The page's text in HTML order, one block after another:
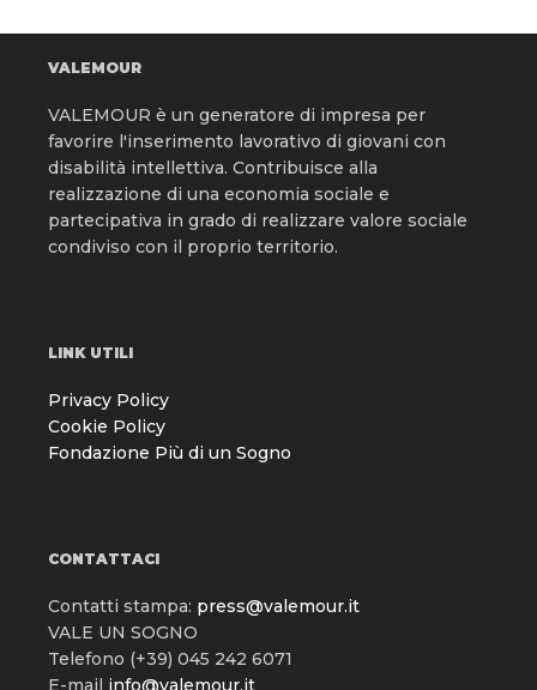
VALEMOUR
VALEMOUR è un generatore di impresa per
favorire l'inserimento lavorativo di giovani con
disabilità intellettiva. Contribuisce alla
realizzazione di una economia sociale e
partecipativa in grado di realizzare valore sociale
condiviso con il proprio territorio.
LINK UTILI
Privacy Policy
Cookie Policy
Fondazione Più di un Sogno
CONTATTACI
Contatti stampa: press@valemour.it
VALE UN SOGNO
Telefono (+39) 045 242 6071
E-mail info@valemour.it